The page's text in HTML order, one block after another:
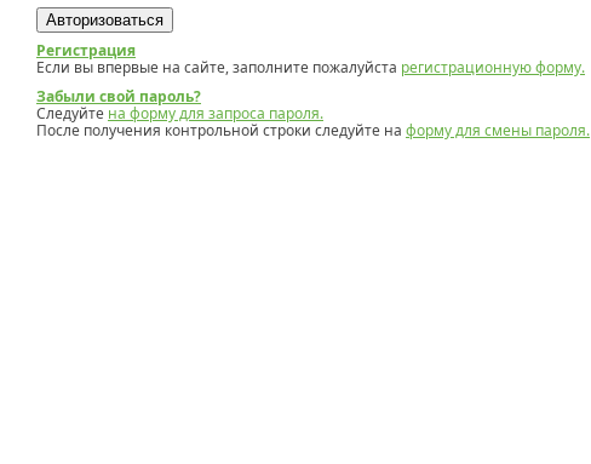
Регистрация
Если вы впервые на сайте, заполните пожалуйста регистрационную форму.
Забыли свой пароль?
Следуйте на форму для запроса пароля.
После получения контрольной строки следуйте на форму для смены пароля.